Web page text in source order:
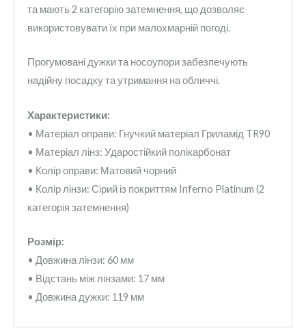
та мають 2 категорію затемнення, що дозволяє
використовувати їх при малохмарній погоді.
Прогумовані дужки та носоупори забезпечують
надійну посадку та утримання на обличчі.
Характеристики:
• Матеріал оправи: Гнучкий матеріал Гриламід TR90
• Матеріал лінз: Ударостійкий полікарбонат
• Колір оправи: Матовий чорний
• Колір лінзи: Сірий із покриттям Inferno Platinum (2
категорія затемнення)
Розмір:
• Довжина лінзи: 60 мм
• Відстань між лінзами: 17 мм
• Довжина дужки: 119 мм